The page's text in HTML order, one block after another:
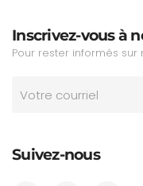
Inscrivez-vous à
Pour rester informés
Suivez-nous